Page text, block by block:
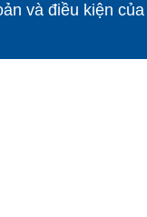
và điều kiện của